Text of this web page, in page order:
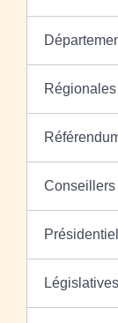
Régionales
Conseillers
Législatives